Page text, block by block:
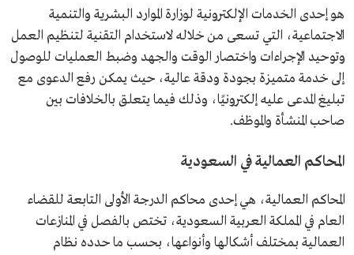
هو إحدى الخدمات الإلكترونية لوزارة الموارد البشرية والتنمية
الاجتماعية، التي تسعى من خلاله لاستخدام التقنية لتنظيم العمل
وتوحيد الإجراءات واختصار الوقت والجهد وضبط العمليات للوصول
إلى خدمة متميزة بجودة ودقة عالية، حيث يمكن رفع الدعوى مع
تبليغ المدعى عليه إلكترونيًا، وذلك فيما يتعلق بالخلافات بين
صاحب المنشأة والموظف.
المحاكم العمالية في السعودية
المحاكم العمالية، هي إحدى محاكم الدرجة الأولى التابعة للقضاء
العام في المملكة العربية السعودية، تختص بالفصل في المنازعات
العمالية بمختلف أشكالها وأنواعها، بحسب ما حدده نظام